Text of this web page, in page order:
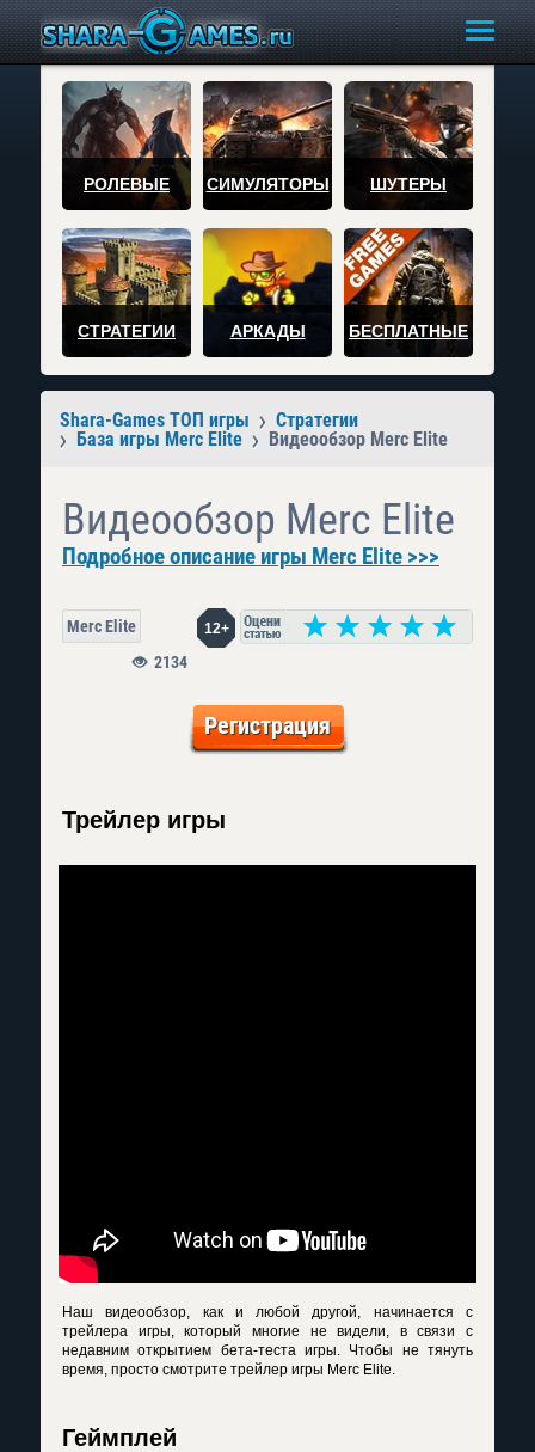
РОЛЕВЫЕ СИМУЛЯТОРЫ ШУТЕРЫ
СТРАТЕГИИ АРКАДЫ БЕСПЛАТНЫЕ
Shara-Games ТОП игры
Стратегии
База игры Merc Elite
Видеообзор Merc Elite
Видеообзор Merc Elite
Подробное описание игры Merc Elite >>>
Merc Elite 12+
2134
Регистрация
Трейлер игры
Наш видеообзор, как и любой другой, начинается с
трейлера игры, который многие не видели, в связи с
недавним открытием бета-теста игры. Чтобы не тянуть
время, просто смотрите трейлер игры Merc Elite.
Геймплей